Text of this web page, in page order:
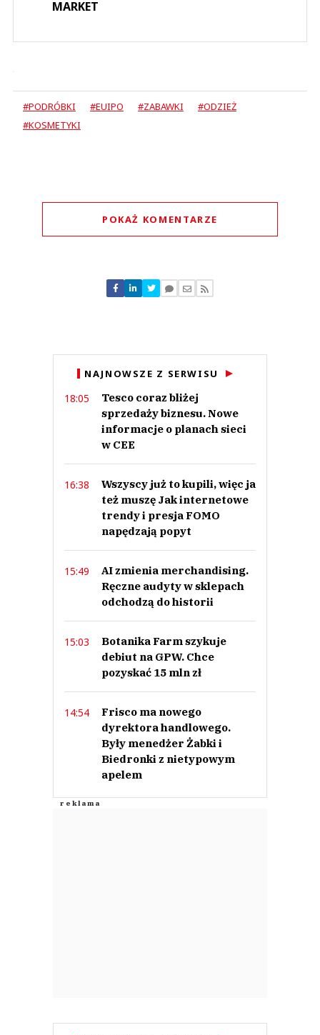
MARKET
#PODRÓBKI #EUIPO #ZABAWKI
#ODZIEŻ
#KOSMETYKI
POKAŻ KOMENTARZE
Nie znaleziono komentarzy
Zostaw swoje komentarze
NAJNOWSZE Z SERWISU
18:05
Tesco coraz bliżej
sprzedaży biznesu. Nowe
informacje o planach sieci
w CEE
16:38
Wszyscy już to kupili, więc ja
też muszę Jak internetowe
trendy i presja FOMO
napędzają popyt
15:49
AI zmienia merchandising.
Ręczne audyty w sklepach
odchodzą do historii
15:03
Botanika Farm szykuje
debiut na GPW. Chce
pozyskać 15 mln zł
14:54
Frisco ma nowego
dyrektora handlowego.
Były menedżer Żabki i
Biedronki z nietypowym
apelem